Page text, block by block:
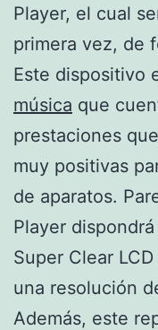
Player, el cual
primera vez, de
Este dispositivo
música que
prestaciones
muy positivas
de aparatos.
Player
Super Clear
una resolución
Además, este